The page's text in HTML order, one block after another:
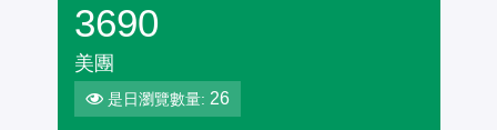
3690
美團
是日瀏覽數量: 26